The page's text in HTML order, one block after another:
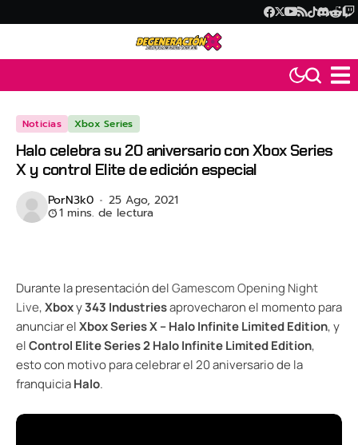
Noticias Xbox Series
Halo celebra su 20 aniversario con Xbox Series
X y control Elite de edición especial
PorN3k0 25 Ago, 2021
1 mins. de lectura
Durante la presentación delGamescom Opening Night
Live,Xboxy343 Industriesaprovecharon el momento para
anunciar elXbox Series X – Halo Infinite Limited Edition, y
elControl Elite Series 2 Halo Infinite Limited Edition,
esto con motivo para celebrar el 20 aniversario de la
franquiciaHalo.